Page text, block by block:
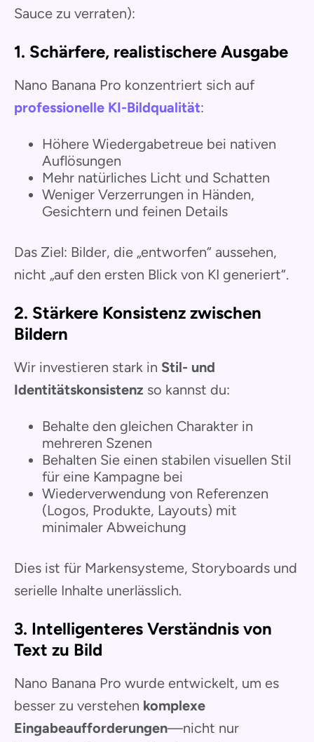
Sauce zu verraten):
1. Schärfere, realistischere Ausgabe
Nano Banana Pro konzentriert sich auf
professionelle KI-Bildqualität:
Höhere Wiedergabetreue bei nativen
Auflösungen
Mehr natürliches Licht und Schatten
Weniger Verzerrungen in Händen,
Gesichtern und feinen Details
Das Ziel: Bilder, die „entworfen“ aussehen,
nicht „auf den ersten Blick von KI generiert“.
2. Stärkere Konsistenz zwischen
Bildern
Wir investieren stark in Stil- und
Identitätskonsistenz so kannst du:
Behalte den gleichen Charakter in
mehreren Szenen
Behalten Sie einen stabilen visuellen Stil
für eine Kampagne bei
Wiederverwendung von Referenzen
(Logos, Produkte, Layouts) mit
minimaler Abweichung
Dies ist für Markensysteme, Storyboards und
serielle Inhalte unerlässlich.
3. Intelligenteres Verständnis von
Text zu Bild
Nano Banana Pro wurde entwickelt, um es
besser zu verstehen komplexe
Eingabeaufforderungen—nicht nur